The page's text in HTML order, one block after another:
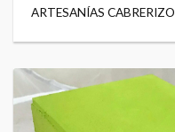
ARTESANÍAS CABRERIZO